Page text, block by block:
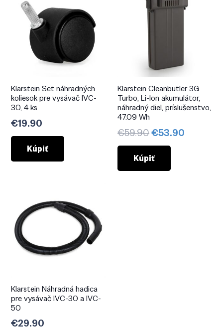
Klarstein Set náhradných
koliesok pre vysávač IVC-
30, 4 ks
€19.90
Kúpiť
Klarstein Cleanbutler 3G
Turbo, Li-Ion akumulátor,
náhradný diel, príslušenstvo,
47.09 Wh
€59.90Pôvodná
cena
bola:
€59.90.
€53.90
Kúpiť
Klarstein Náhradná hadica
pre vysávač IVC-30 a IVC-
50
€29.90